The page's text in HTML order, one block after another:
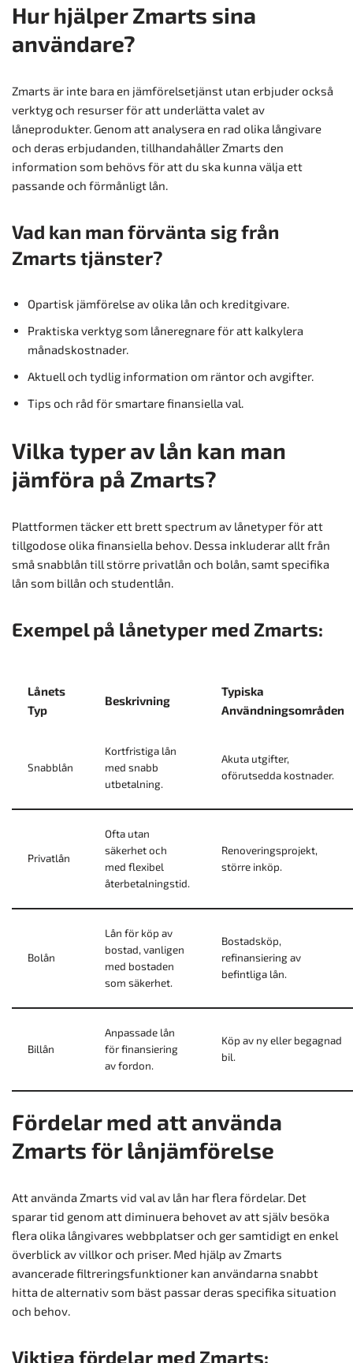
Hur hjälper Zmarts sina
användare?
Zmarts är inte bara en jämförelsetjänst utan erbjuder också
verktyg och resurser för att underlätta valet av
låneprodukter. Genom att analysera en rad olika långivare
och deras erbjudanden, tillhandahåller Zmarts den
information som behövs för att du ska kunna välja ett
passande och förmånligt lån.
Vad kan man förvänta sig från
Zmarts tjänster?
Opartisk jämförelse av olika lån och kreditgivare.
Praktiska verktyg som låneregnare för att kalkylera
månadskostnader.
Aktuell och tydlig information om räntor och avgifter.
Tips och råd för smartare finansiella val.
Vilka typer av lån kan man
jämföra på Zmarts?
Plattformen täcker ett brett spectrum av lånetyper för att
tillgodose olika finansiella behov. Dessa inkluderar allt från
små snabblån till större privatlån och bolån, samt specifika
lån som billån och studentlån.
Exempel på lånetyper med Zmarts:
Lånets
Typ
Beskrivning
Typiska
Användningsområden
Snabblån
Kortfristiga lån
med snabb
utbetalning.
Akuta utgifter,
oförutsedda kostnader.
Privatlån
Ofta utan
säkerhet och
med flexibel
återbetalningstid.
Renoveringsprojekt,
större inköp.
Bolån
Lån för köp av
bostad, vanligen
med bostaden
som säkerhet.
Bostadsköp,
refinansiering av
befintliga lån.
Billån
Anpassade lån
för finansiering
av fordon.
Köp av ny eller begagnad
bil.
Fördelar med att använda
Zmarts för lånjämförelse
Att använda Zmarts vid val av lån har flera fördelar. Det
sparar tid genom att diminuera behovet av att själv besöka
flera olika långivares webbplatser och ger samtidigt en enkel
överblick av villkor och priser. Med hjälp av Zmarts
avancerade filtreringsfunktioner kan användarna snabbt
hitta de alternativ som bäst passar deras specifika situation
och behov.
Viktiga fördelar med Zmarts: